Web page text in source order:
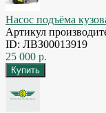
Насос подъёма
Артикул
ID: ЛВЗ00013919
25 000 р.